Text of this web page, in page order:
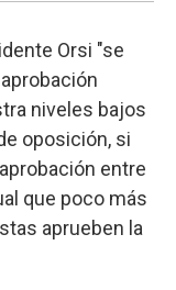
Orsi "se
niveles bajos
oposición, si
entre
que poco más
aprueben la